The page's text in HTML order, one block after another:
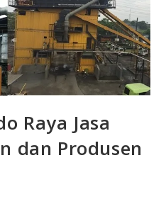
Raya Jasa
dan Produsen